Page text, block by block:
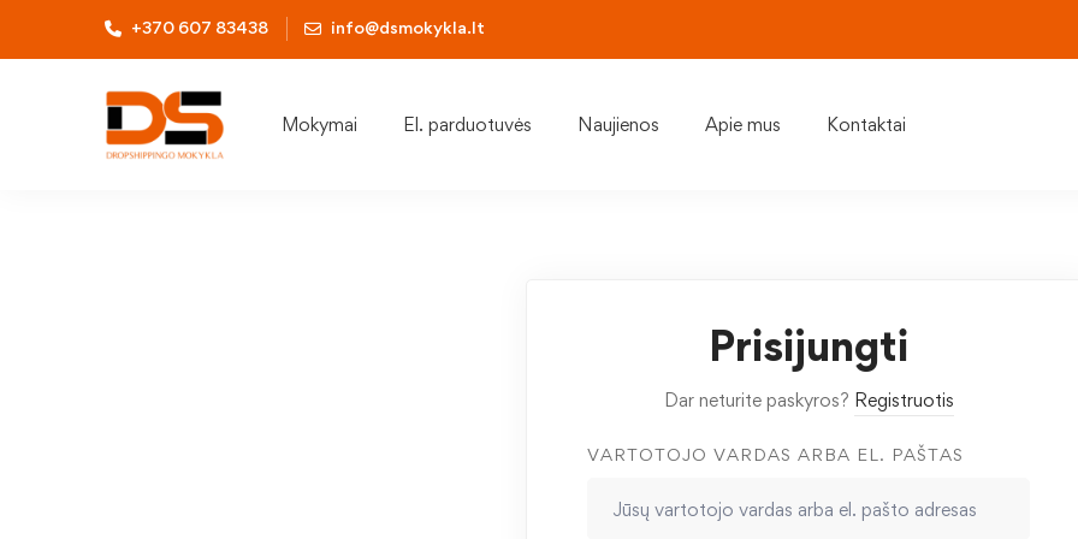
+370 607 83438 info@dsmokykla.lt
Mokymai El. parduotuvės Naujienos Apie mus Kontaktai
Prisijungti
Dar neturite paskyros? Registruotis
VARTOTOJO VARDAS ARBA EL. PAŠTAS